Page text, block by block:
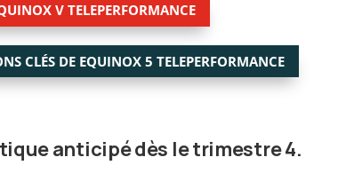
V TELEPERFORMANCE
CLÉS DE EQUINOX 5 TELEPERFORMANCE
anticipé dès le trimestre 4.